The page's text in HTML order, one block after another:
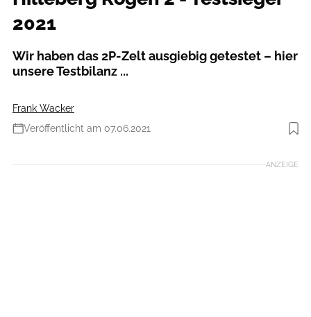
2021
Wir haben das 2P-Zelt ausgiebig getestet – hier
unsere Testbilanz ...
Frank Wacker
Veröffentlicht am 07.06.2021
Foto: Boris Gnielka
ANZEIGE